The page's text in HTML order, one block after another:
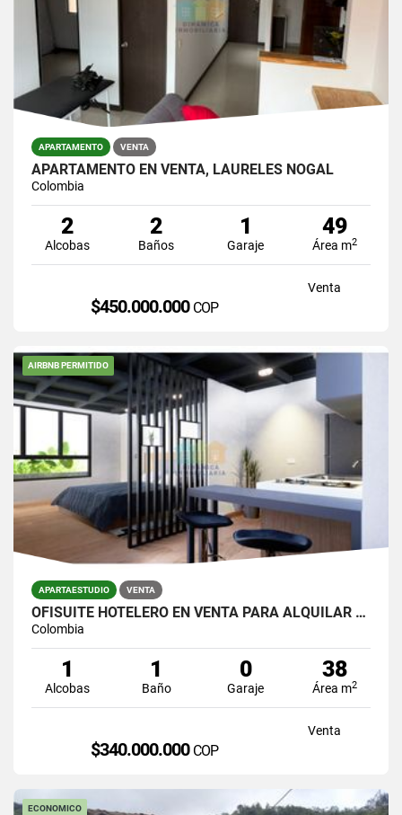
APARTAMENTO VENTA
APARTAMENTO EN VENTA, LAURELES NOGAL
Colombia
2
Alcobas
2
Baños
1
Garaje
49
Área m2
Venta
$450.000.000 COP
AIRBNB PERMITIDO
APARTAESTUDIO VENTA
OFISUITE HOTELERO EN VENTA PARA ALQUILAR POR DIAS AVENIDA 80 LAURELES
Colombia
1
Alcobas
1
Baño
0
Garaje
38
Área m2
Venta
$340.000.000 COP
ECONOMICO